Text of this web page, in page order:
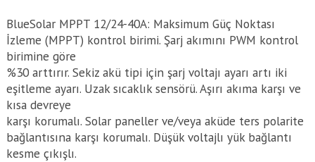
BlueSolar MPPT 12/24-40A: Maksimum Güç Noktası
İzleme (MPPT) kontrol birimi. Şarj akımını PWM kontrol
birimine göre
%30 arttırır. Sekiz akü tipi için şarj voltajı ayarı artı iki
eşitleme ayarı. Uzak sıcaklık sensörü. Aşırı akıma karşı ve
kısa devreye
karşı korumalı. Solar paneller ve/veya aküde ters polarite
bağlantısına karşı korumalı. Düşük voltajlı yük bağlantı
kesme çıkışlı.